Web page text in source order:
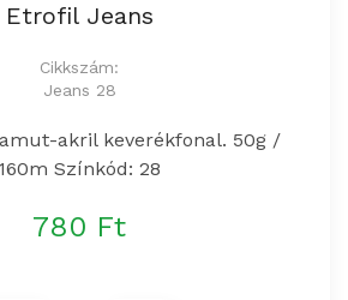
Etrofil Jeans
Cikkszám:
Jeans 28
akril keverékfonal. 50g /
160m Színkód: 28
780 Ft